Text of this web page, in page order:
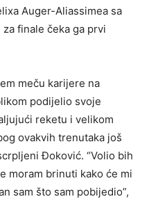
Auger-Aliassimea sa
finale čeka ga prvi
meču karijere na
podijelio svoje
reketu i velikom
ovakvih trenutaka još
Đoković. “Volio bih
moram brinuti kako će mi
sam što sam pobijedio”,